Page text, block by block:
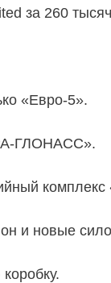
за 260
«Евро-5».
ГЛОНАСС».
и новые